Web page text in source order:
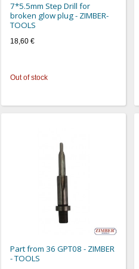
7*5.5mm Step Drill for
broken glow plug - ZIMBER-
TOOLS
18,60 €
Out of stock
Part from 36 GPT08 - ZIMBER
- TOOLS